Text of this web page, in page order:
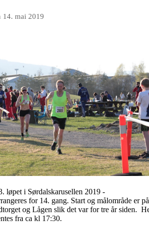
14. mai 2019
løpet i Sørdalskarusellen 2019 -
for 14. gang. Start og målområde er på
og Lågen slik det var for tre år siden.
fra ca kl 17:30.